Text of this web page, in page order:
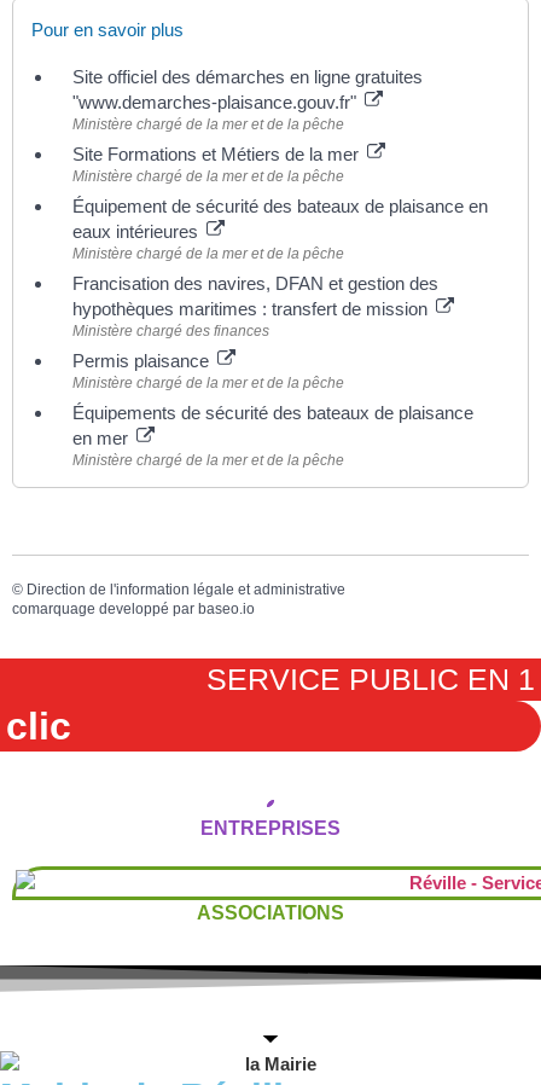
Pour en savoir plus
Site officiel des démarches en ligne gratuites
"www.demarches-plaisance.gouv.fr"
Ministère chargé de la mer et de la pêche
Site Formations et Métiers de la mer
Ministère chargé de la mer et de la pêche
Équipement de sécurité des bateaux de plaisance en
eaux intérieures
Ministère chargé de la mer et de la pêche
Francisation des navires, DFAN et gestion des
hypothèques maritimes : transfert de mission
Ministère chargé des finances
Permis plaisance
Ministère chargé de la mer et de la pêche
Équipements de sécurité des bateaux de plaisance
en mer
Ministère chargé de la mer et de la pêche
© Direction de l'information légale et administrative
comarquage developpé par baseo.io
SERVICE PUBLIC EN 1
clic
ENTREPRISES
ASSOCIATIONS